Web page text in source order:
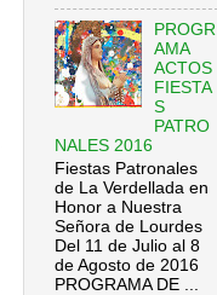
PROGR
AMA
ACTOS
FIESTA
S
PATRO
NALES 2016
Fiestas Patronales
de La Verdellada en
Honor a Nuestra
Señora de Lourdes
Del 11 de Julio al 8
de Agosto de 2016
PROGRAMA DE ...